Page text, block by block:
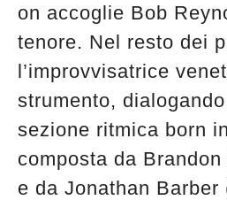
on accoglie Bob
tenore. Nel resto dei
l’improvvisatrice
strumento,
sezione ritmica born
composta da
e da Jonathan